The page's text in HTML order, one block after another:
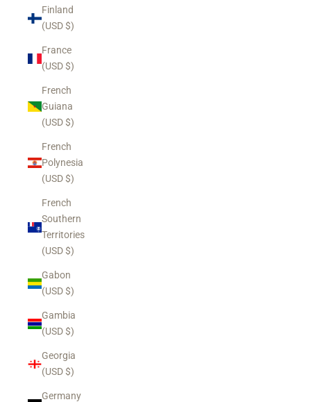
Finland
(USD $)
France
(USD $)
French
Guiana
(USD $)
French
Polynesia
(USD $)
French
Southern
Territories
(USD $)
Gabon
(USD $)
Gambia
(USD $)
Georgia
(USD $)
Germany